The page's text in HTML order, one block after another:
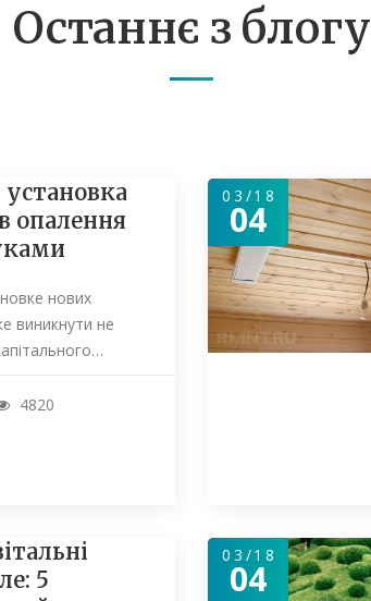
Останнє з блогу
опалення
нових
виникнути не
4820
03/18
04
5
03/18
04